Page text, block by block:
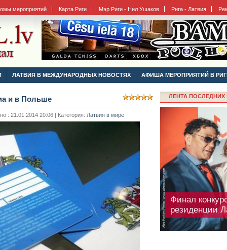
мероприятий Карта Риги Мэр Риги - Нил Ушаков Рига - Латвия
ЛАТВИЯ В МЕЖДУНАРОДНЫХ НОВОСТЯХ АФИША МЕРОПРИЯТИЙ В
и в Польше
: 21.01.2014 20:06 | Категория: Латвия в мире
ЛЕНТА
Рига
Финал
резиденции